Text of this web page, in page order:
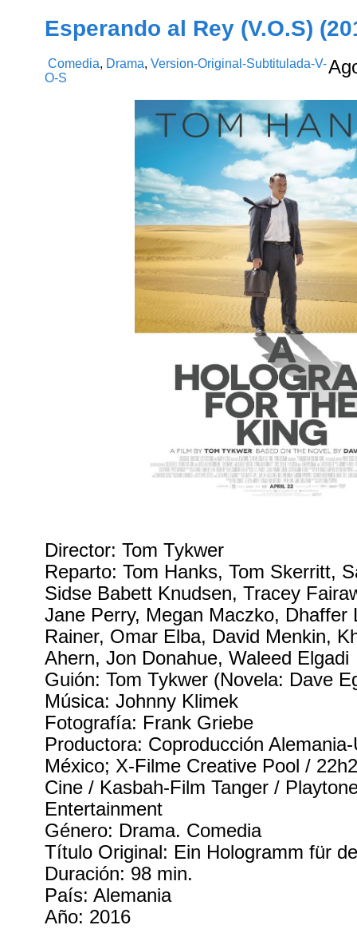
Esperando al Rey (V.O.S)
Comedia, Drama,Version-Original-Subtitulada-V-
O-S
Director: Tom Tykwer
Reparto: Tom Hanks, Tom Skerritt,
Sidse Babett Knudsen, Tracey
Jane Perry, Megan Maczko, Dhaffer
Rainer, Omar Elba, David Menkin,
Ahern, Jon Donahue, Waleed Elgadi
Guión: Tom Tykwer (Novela: Dave
Música: Johnny Klimek
Fotografía: Frank Griebe
Productora: Coproducción
México; X-Filme Creative Pool /
Cine / Kasbah-Film Tanger /
Entertainment
Género: Drama. Comedia
Título Original: Ein Hologramm für
Duración: 98 min.
País: Alemania
Año: 2016